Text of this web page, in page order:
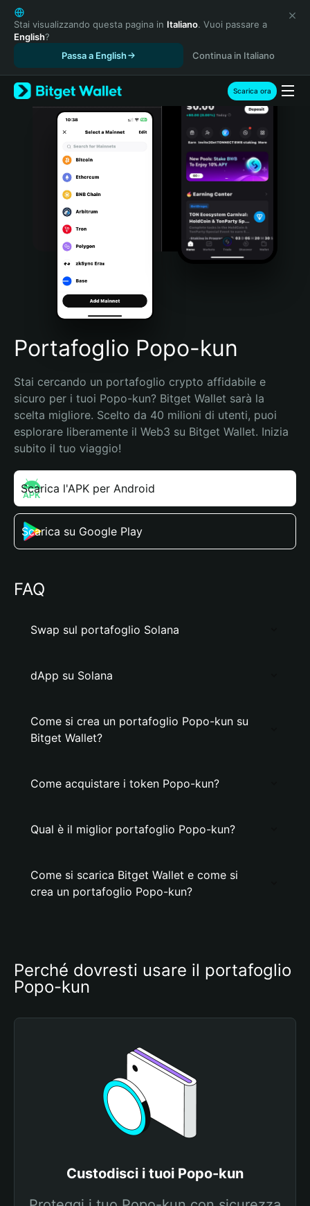
English
日本語
Tiếng Việt
Español (Latinoamérica)
Türkçe
Italiano
Português (Portugal)
Bahasa Indonesia
Português (Brasil)
Español (Argentina)
Stai visualizzando questa pagina in Italiano. Vuoi passare a
English?
Passa a English
Continua in Italiano
Scarica ora
Portafoglio Popo-kun
Stai cercando un portafoglio crypto affidabile e
sicuro per i tuoi Popo-kun? Bitget Wallet sarà la
scelta migliore. Scelto da 40 milioni di utenti, puoi
esplorare liberamente il Web3 su Bitget Wallet. Inizia
subito il tuo viaggio!
Scarica l'APK per Android
Scarica su Google Play
FAQ
Swap sul portafoglio Solana
dApp su Solana
Come si crea un portafoglio Popo-kun su
Bitget Wallet?
Come acquistare i token Popo-kun?
Qual è il miglior portafoglio Popo-kun?
Come si scarica Bitget Wallet e come si
crea un portafoglio Popo-kun?
Perché dovresti usare il portafoglio
Popo-kun
Custodisci i tuoi Popo-kun